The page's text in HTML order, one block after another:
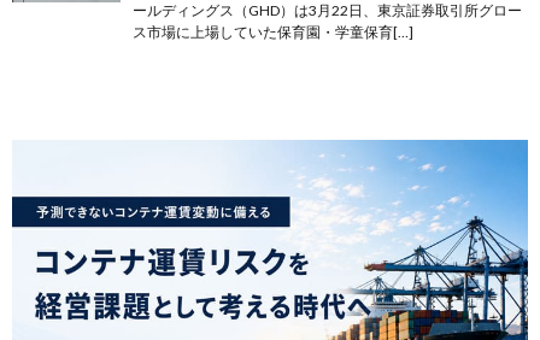
ールディングス（GHD）は3月22日、東京証券取引所グロー
ス市場に上場していた保育園・学童保育[…]